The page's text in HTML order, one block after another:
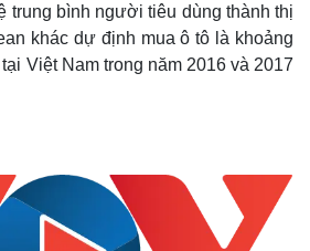
trung bình người tiêu dùng thành thị
khác dự định mua ô tô là khoảng
Việt Nam trong năm 2016 và 2017